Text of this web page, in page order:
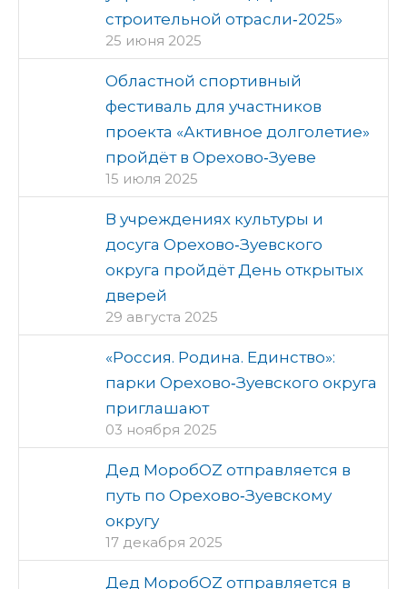
строительной отрасли‑2025»
25 июня 2025
Областной спортивный
фестиваль для участников
проекта «Активное долголетие»
пройдёт в Орехово‑Зуеве
15 июля 2025
В учреждениях культуры и
досуга Орехово‑Зуевского
округа пройдёт День открытых
дверей
29 августа 2025
«Россия. Родина. Единство»:
парки Орехово‑Зуевского округа
приглашают
03 ноября 2025
Дед МоробOZ отправляется в
путь по Орехово‑Зуевскому
округу
17 декабря 2025
Дед МоробOZ отправляется в